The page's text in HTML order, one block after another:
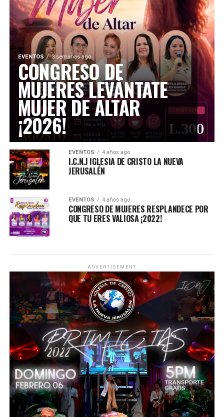
EVENTOS 3 semanas ago
CONGRESO DE
MUJERES LEVÁNTATE
MUJER DE ALTAR
¡2026!
EVENTOS 4 años ago
I.C.N.J IGLESIA DE CRISTO LA NUEVA
JERUSALÉN
EVENTOS 4 años ago
CONGRESO DE MUJERES RESPLANDECE POR
QUE TU ERES VALIOSA ¡2022!
ADVERTISEMENT